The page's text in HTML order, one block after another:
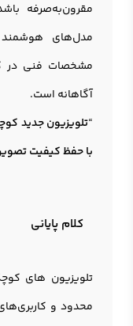
مقرون‌به‌صرفه
مدل‌های هوشمند
مشخصات فنی در
آگاهانه است.
“تلويزيون جدید
با حفظ کیفیت
کلام پایانی
تلویزیون های
محدود و